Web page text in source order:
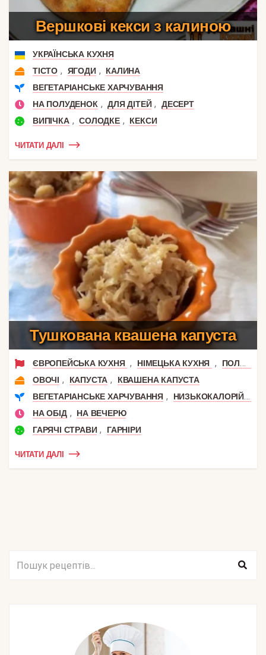
Вершкові кекси з калиною
УКРАЇНСЬКА КУХНЯ
ТІСТО , ЯГОДИ ,
КАЛИНА
ВЕГЕТАРІАНСЬКЕ ХАРЧУВАННЯ
НА ПОЛУДЕНОК , ДЛЯ ДІТЕЙ ,
ДЕСЕРТ
ВИПІЧКА , СОЛОДКЕ , КЕКСИ
ЧИТАТИ ДАЛІ
Тушкована квашена капуста
ЄВРОПЕЙСЬКА КУХНЯ , НІМЕЦЬКА КУХНЯ ,
ПОЛЬСЬКА КУХНЯ
ОВОЧІ , КАПУСТА ,
КВАШЕНА КАПУСТА
ВЕГЕТАРІАНСЬКЕ ХАРЧУВАННЯ ,
НИЗЬКОКАЛОРІЙНІ
НА ОБІД ,
НА ВЕЧЕРЮ
ГАРЯЧІ СТРАВИ , ГАРНІРИ
ЧИТАТИ ДАЛІ